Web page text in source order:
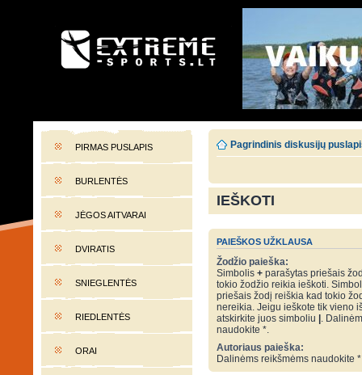
EXTREME-SPORTS.LT
PIRMAS PUSLAPIS
BURLENTĖS
JĖGOS AITVARAI
DVIRATIS
SNIEGLENTĖS
RIEDLENTĖS
ORAI
Pagrindinis diskusijų
IEŠKOTI
PAIEŠKOS UŽKLAUSA
Žodžio paieška:
Simbolis + parašytas priešais
tokio žodžio reikia ieškoti.
priešais žodį reiškia kad tokio
nereikia. Jeigu ieškote tik vieno
atskirkite juos simboliu .
naudokite *.
Autoriaus paieška:
Dalinėms reikšmėms naudokite